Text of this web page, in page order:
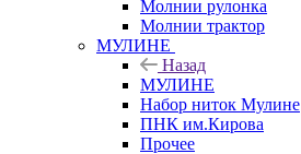
Молнии рулонка
Молнии трактор
МУЛИНЕ
Назад
МУЛИНЕ
Набор ниток Мулине
ПНК им.Кирова
Прочее